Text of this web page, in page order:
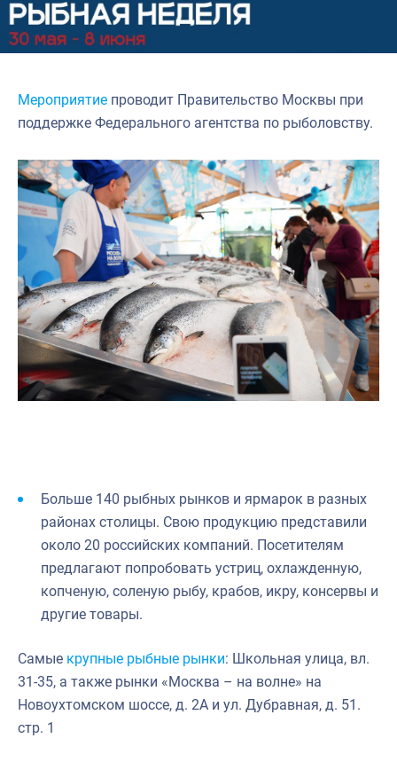
Мероприятие проводит Правительство Москвы при
поддержке Федерального агентства по рыболовству.
Больше 140 рыбных рынков и ярмарок в разных
районах столицы. Свою продукцию представили
около 20 российских компаний. Посетителям
предлагают попробовать устриц, охлажденную,
копченую, соленую рыбу, крабов, икру, консервы и
другие товары.
Самые крупные рыбные рынки: Школьная улица, вл.
31-35, а также рынки «Москва – на волне» на
Новоухтомском шоссе, д. 2А и ул. Дубравная, д. 51.
стр. 1